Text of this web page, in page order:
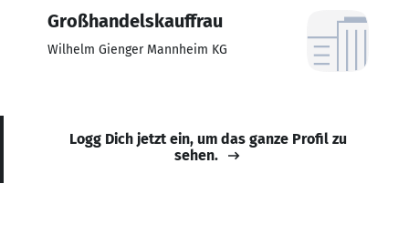
Großhandelskauffrau
Wilhelm Gienger Mannheim KG
Logg Dich jetzt ein, um das ganze Profil zu
sehen.